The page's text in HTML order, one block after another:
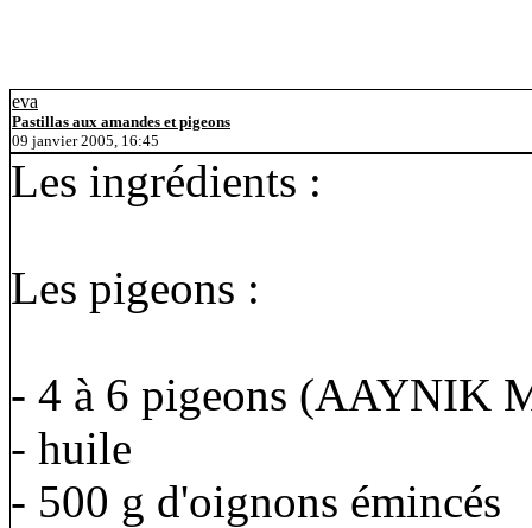
eva
Pastillas aux amandes et pigeons
09 janvier 2005, 16:45
Les ingrédients :
Les pigeons :
- 4 à 6 pigeons (AAYNIK
- huile
- 500 g d'oignons émincés